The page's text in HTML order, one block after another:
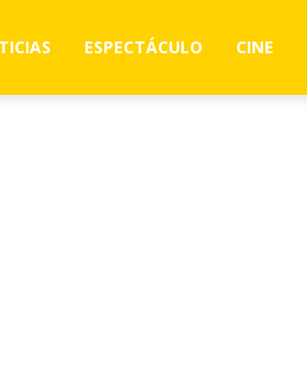
ESPECTÁCULO CINE